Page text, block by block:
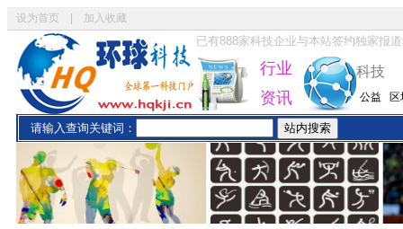
设为首页 加入收藏
已有888家科技企业与本站签约独家报
行业
资讯
科技
公益
请输入查询关键词：